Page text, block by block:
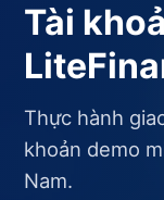
Tài
Thực hành
khoản demo
Nam.